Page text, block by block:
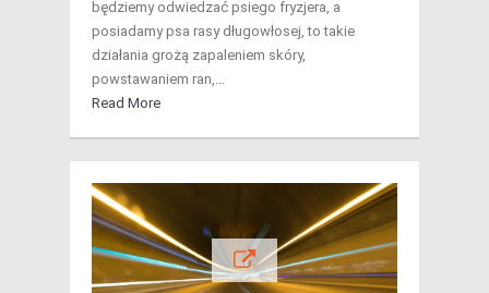
będziemy odwiedzać psiego fryzjera, a
posiadamy psa rasy długowłosej, to takie
działania grożą zapaleniem skóry,
powstawaniem ran,…
Read More